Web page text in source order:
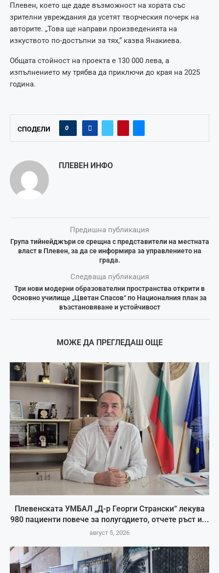
Плевен, което ще даде възможност на хората със
зрителни увреждания да усетят творческия почерк на
авторите. „Това ще направи произведенията на
изкуството по-достъпни за тях,“ казва Янакиева.
Общата стойност на проекта е 130 000 лева, а
изпълнението му трябва да приключи до края на 2025
година.
СПОДЕЛИ 0
ПЛЕВЕН ИНФО
Предишна публикация
Група тийнейджъри се срещна с представители на местната
власт в Плевен, за да се информира за управлението на
града.
Следваща публикация
Три нови модерни образователни пространства открити в
Основно училище „Цветан Спасов“ по Националния план за
възстановяване и устойчивост
МОЖЕ ДА ПРЕГЛЕДАШ ОЩЕ
Плевенската УМБАЛ „Д-р Георги Странски“ лекува
980 пациенти повече за полугодието, отчете ръст и...
август 5, 2026